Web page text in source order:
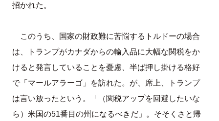
招かれた。
このうち、国家の財政難に苦悩するトルドーの場合
は、トランプがカナダからの輸入品に大幅な関税をか
けると発言していることを憂慮、半ば押し掛ける格好
で「マールアラーゴ」を訪れた。が、席上、トランプ
は言い放ったという。「（関税アップを回避したいな
ら）米国の51番目の州になるべきだ」。そそくさと帰